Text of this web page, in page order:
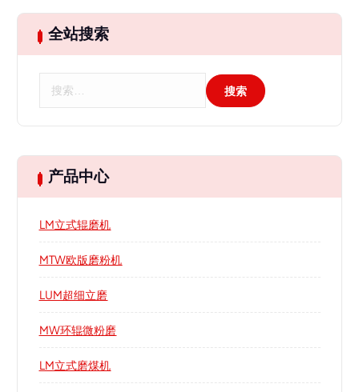
全站搜索
产品中心
LM立式辊磨机
MTW欧版磨粉机
LUM超细立磨
MW环辊微粉磨
LM立式磨煤机